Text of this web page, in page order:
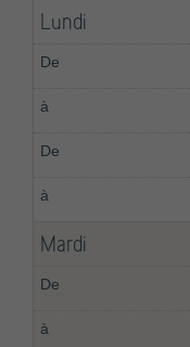
Lundi
Mardi